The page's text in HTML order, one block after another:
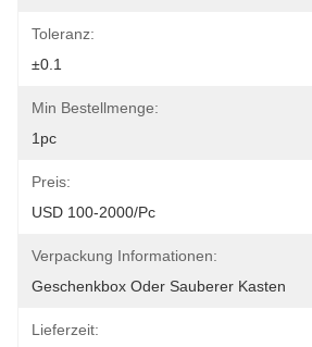
Toleranz:
±0.1
Min Bestellmenge:
1pc
Preis:
USD 100-2000/pc
Verpackung Informationen:
Geschenkbox Oder Sauberer Kasten
Lieferzeit: